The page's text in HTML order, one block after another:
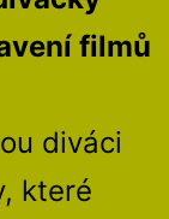
filmů
diváci
které